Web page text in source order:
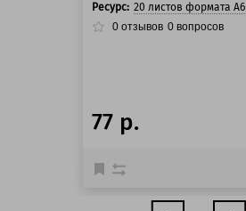
Ресурс: 20 листов формата А6
0 отзывов 0 вопросов
77 р.